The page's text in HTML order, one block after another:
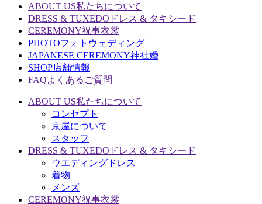
ABOUT US私たちについて
DRESS & TUXEDO ドレス & タキシード
CEREMONY祝事衣裳
PHOTOフォトウェディング
JAPANESE CEREMONY神社婚
SHOP店舗情報
FAQよくあるご質問
ABOUT US私たちについて
コンセプト
京屋について
スタッフ
DRESS & TUXEDO ドレス & タキシード
ウエディングドレス
着物
メンズ
CEREMONY祝事衣裳